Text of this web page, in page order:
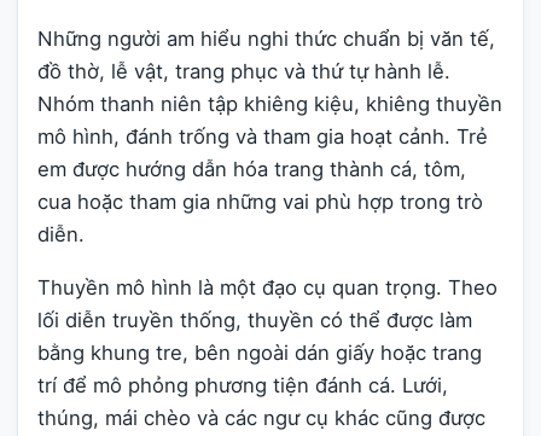
Những người am hiểu nghi thức chuẩn bị văn tế,
đồ thờ, lễ vật, trang phục và thứ tự hành lễ.
Nhóm thanh niên tập khiêng kiệu, khiêng thuyền
mô hình, đánh trống và tham gia hoạt cảnh. Trẻ
em được hướng dẫn hóa trang thành cá, tôm,
cua hoặc tham gia những vai phù hợp trong trò
diễn.
Thuyền mô hình là một đạo cụ quan trọng. Theo
lối diễn truyền thống, thuyền có thể được làm
bằng khung tre, bên ngoài dán giấy hoặc trang
trí để mô phỏng phương tiện đánh cá. Lưới,
thúng, mái chèo và các ngư cụ khác cũng được